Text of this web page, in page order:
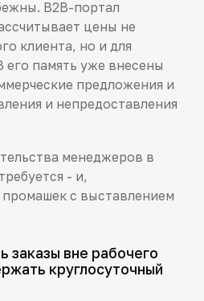
B2B-портал
цены не
клиента, но и для
его память уже внесены
предложения и
и непредоставления
менеджеров в
- и,
с выставлением
заказы вне рабочего
круглосуточный